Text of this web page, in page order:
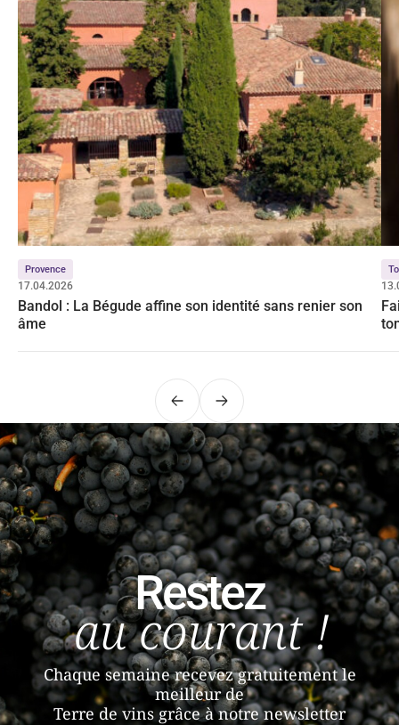
Provence
17.04.2026
Bandol : La Bégude affine son identité sans renier son
âme
PrécédentSuivant
Restez
au courant !
Chaque semaine recevez gratuitement le
meilleur de
Terre de vins grâce à notre newsletter